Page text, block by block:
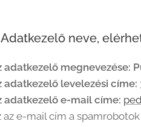
Adatkezelő neve,
adatkezelő megnevezése:
adatkezelő levelezési címe:
adatkezelő e-mail címe:
az e-mail cím a